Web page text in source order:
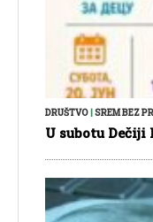
DRUŠTVO SREM BEZ
U subotu